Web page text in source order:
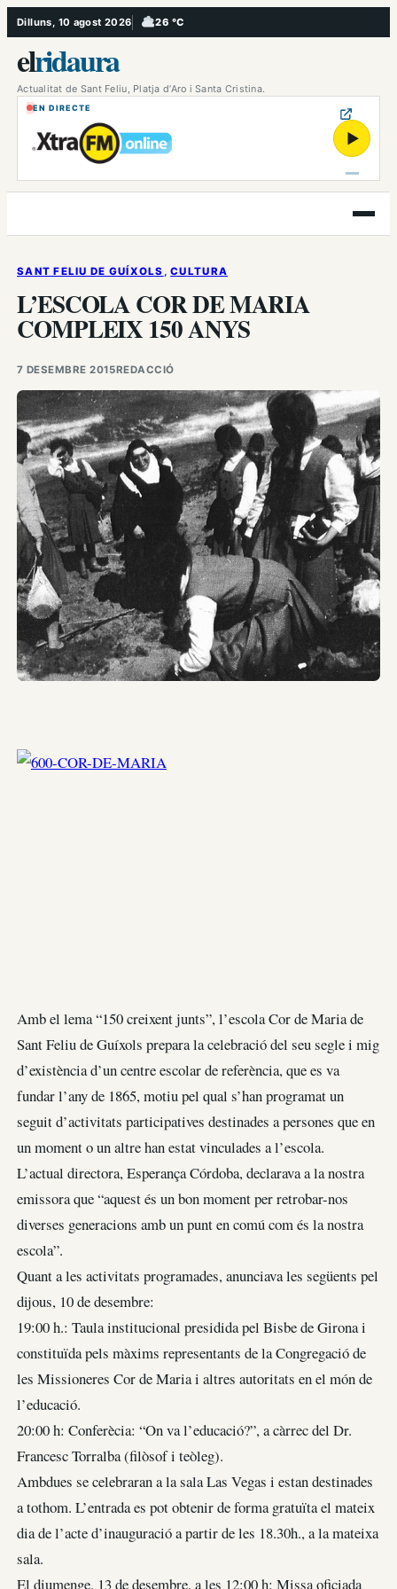
Vés
al
contingut
Dilluns, 10 agost 2026 26 °C
, Ennuvolat
elridaura
Actualitat de Sant Feliu, Platja d’Aro i Santa Cristina.
EN DIRECTE
▶
Obre
el
SANT FELIU DE GUÍXOLS , CULTURA
L’ESCOLA COR DE MARIA
COMPLEIX 150 ANYS
7 DESEMBRE 2015REDACCIÓ
Amb el lema “150 creixent junts”, l’escola Cor de Maria de
Sant Feliu de Guíxols prepara la celebració del seu segle i mig
d’existència d’un centre escolar de referència, que es va
fundar l’any de 1865, motiu pel qual s’han programat un
seguit d’activitats participatives destinades a persones que en
un moment o un altre han estat vinculades a l’escola.
L’actual directora, Esperança Córdoba, declarava a la nostra
emissora que “aquest és un bon moment per retrobar-nos
diverses generacions amb un punt en comú com és la nostra
escola”.
Quant a les activitats programades, anunciava les següents pel
dijous, 10 de desembre:
19:00 h.: Taula institucional presidida pel Bisbe de Girona i
constituïda pels màxims representants de la Congregació de
les Missioneres Cor de Maria i altres autoritats en el món de
l’educació.
20:00 h: Conferècia: “On va l’educació?”, a càrrec del Dr.
Francesc Torralba (filòsof i teòleg).
Ambdues se celebraran a la sala Las Vegas i estan destinades
a tothom. L’entrada es pot obtenir de forma gratuïta el mateix
dia de l’acte d’inauguració a partir de les 18.30h., a la mateixa
sala.
El diumenge, 13 de desembre, a les 12:00 h: Missa oficiada